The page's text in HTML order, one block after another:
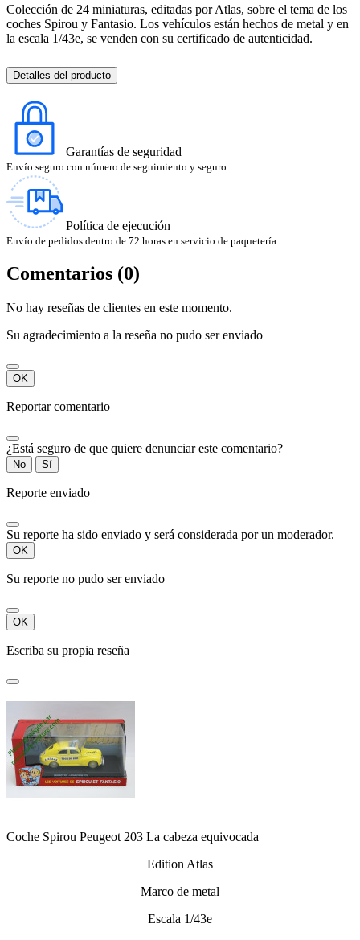
Colección de 24 miniaturas, editadas por Atlas, sobre el tema de los
coches Spirou y Fantasio. Los vehículos están hechos de metal y en
la escala 1/43e, se venden con su certificado de autenticidad.
Detalles del producto
Garantías de seguridad
Envío seguro con número de seguimiento y seguro
Política de ejecución
Envío de pedidos dentro de 72 horas en servicio de paquetería
Comentarios (0)
No hay reseñas de clientes en este momento.
Su agradecimiento a la reseña no pudo ser enviado
OK
Reportar comentario
¿Está seguro de que quiere denunciar este comentario?
No Sí
Reporte enviado
Su reporte ha sido enviado y será considerada por un moderador.
OK
Su reporte no pudo ser enviado
OK
Escriba su propia reseña
Coche Spirou Peugeot 203 La cabeza equivocada
Edition Atlas
Marco de metal
Escala 1/43e